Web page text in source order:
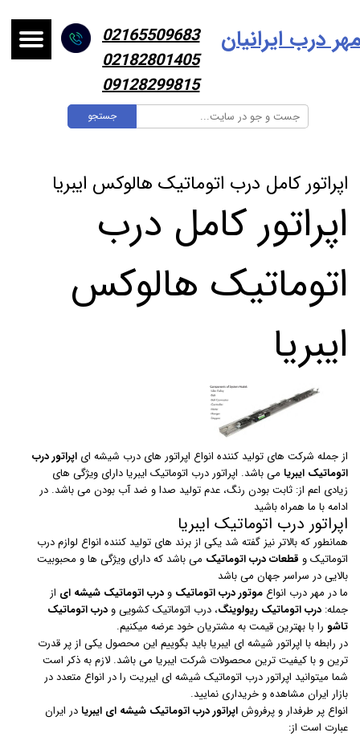
جستجو
درب ایرانیان
02165509683
02182801405
09128299815
اپراتور کامل درب اتوماتیک هالوکس ایبریا
اپراتور کامل درب
اتوماتیک هالوکس
ایبریا
از جمله شرکت های تولید کننده انواع اپراتور های درب شیشه ای اپراتور درب
اتوماتیک ایبریا می باشد. اپراتور درب اتوماتیک ایبریا دارای ویژگی های
زیادی اعم از: ثابت بودن رنگ، عدم تولید صدا و ضد آب بودن می باشد. در
ادامه با ما همراه باشید
اپراتور درب اتوماتیک ایبریا
همانطور که بالاتر نیز گفته شد یکی از برند های تولید کننده انواع لوازم درب
اتوماتیک و قطعات درب اتوماتیک می باشد که دارای ویژگی ها و محبوبیت
بالایی در سراسر جهان می باشد
ما در مهر درب انواع موتور درب اتوماتیک و درب اتوماتیک شیشه ای از
جمله: درب اتوماتیک ریولوینگ، درب اتوماتیک کشویی و درب اتوماتیک
تاشو را با بهترین قیمت به مشتریان خود عرضه میکنیم.
در رابطه با اپراتور شیشه ای ایبریا باید بگوییم این محصول یکی از پر قدرت
ترین و با کیفیت ترین محصولات شرکت ایبریا می باشد. لازم به ذکر است
شما میتوانید اپراتور درب اتوماتیک شیشه ای ایبریت را در انواع متعدد در
بازار ایران مشاهده و خریداری نمایید.
انواع پر طرفدار و پرفروشاپراتور درب اتوماتیک شیشه ای ایبریادر ایران
عبارت است از: